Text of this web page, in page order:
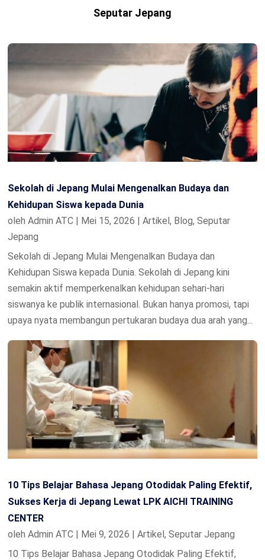
Seputar Jepang
Sekolah di Jepang Mulai Mengenalkan Budaya dan
Kehidupan Siswa kepada Dunia
olehAdmin ATC | Mei 15, 2026 |Artikel, Blog,Seputar
Jepang
Sekolah di Jepang Mulai Mengenalkan Budaya dan
Kehidupan Siswa kepada Dunia. Sekolah di Jepang kini
semakin aktif memperkenalkan kehidupan sehari-hari
siswanya ke publik internasional. Bukan hanya promosi, tapi
upaya nyata membangun pertukaran budaya dua arah yang...
10 Tips Belajar Bahasa Jepang Otodidak Paling Efektif,
Sukses Kerja di Jepang Lewat LPK AICHI TRAINING
CENTER
olehAdmin ATC | Mei 9, 2026 |Artikel,Seputar Jepang
10 Tips Belajar Bahasa Jepang Otodidak Paling Efektif,